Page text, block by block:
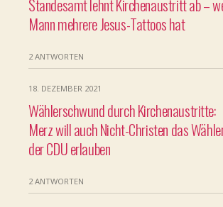
Standesamt lehnt Kirchenaustritt ab –
Mann mehrere Jesus-Tattoos hat
2 ANTWORTEN
18. DEZEMBER 2021
Wählerschwund durch Kirchenaustritte:
Merz will auch Nicht-Christen das
der CDU erlauben
2 ANTWORTEN